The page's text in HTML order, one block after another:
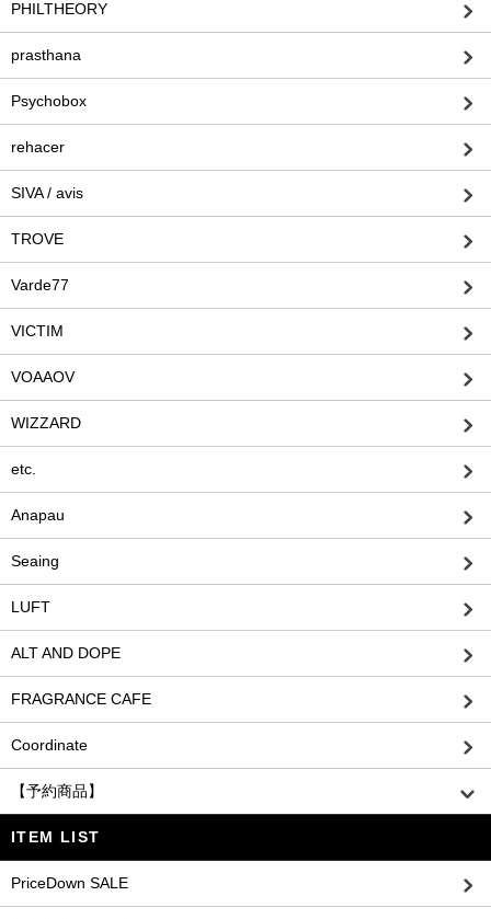
PHILTHEORY
prasthana
Psychobox
rehacer
SIVA / avis
TROVE
Varde77
VICTIM
VOAAOV
WIZZARD
etc.
Anapau
Seaing
LUFT
ALT AND DOPE
FRAGRANCE CAFE
Coordinate
【予約商品】
ITEM LIST
PriceDown SALE